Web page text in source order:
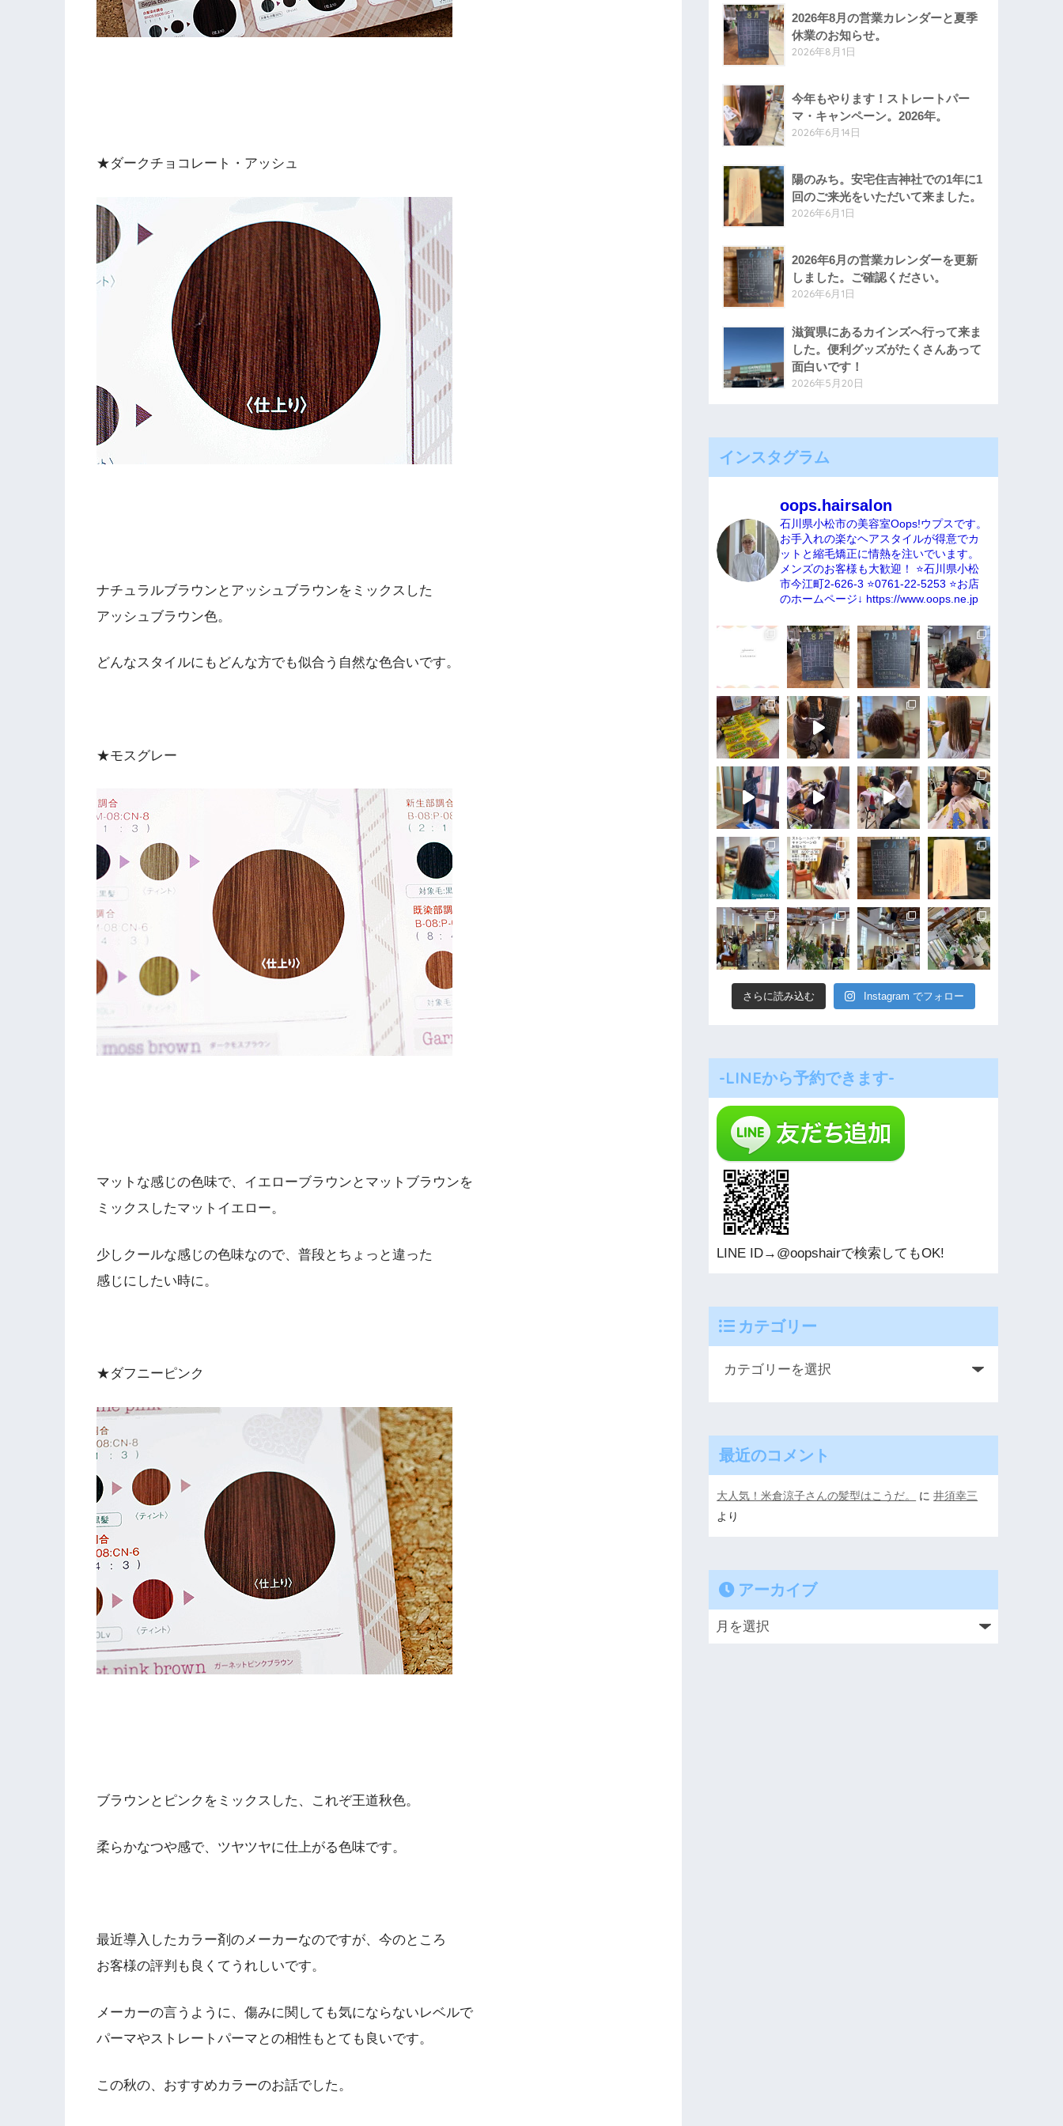
★ダークチョコレート・アッシュ
ナチュラルブラウンとアッシュブラウンをミックスした
アッシュブラウン色。
どんなスタイルにもどんな方でも似合う自然な色合いです。
★モスグレー
マットな感じの色味で、イエローブラウンとマットブラウンを
ミックスしたマットイエロー。
少しクールな感じの色味なので、普段とちょっと違った
感じにしたい時に。
★ダフニーピンク
ブラウンとピンクをミックスした、これぞ王道秋色。
柔らかなつや感で、ツヤツヤに仕上がる色味です。
最近導入したカラー剤のメーカーなのですが、今のところ
お客様の評判も良くてうれしいです。
メーカーの言うように、傷みに関しても気にならないレベルで
パーマやストレートパーマとの相性もとても良いです。
この秋の、おすすめカラーのお話でした。
2026年8月の営業カレンダーと夏季
休業のお知らせ。
2026年8月1日
今年もやります！ストレートパー
マ・キャンペーン。2026年。
2026年6月14日
陽のみち。安宅住吉神社での1年に1
回のご来光をいただいて来ました。
2026年6月1日
2026年6月の営業カレンダーを更新
しました。ご確認ください。
2026年6月1日
滋賀県にあるカインズへ行って来ま
した。便利グッズがたくさんあって
面白いです！
2026年5月20日
インスタグラム
oops.hairsalon
石川県小松市の美容室Oops!ウプスです。
お手入れの楽なヘアスタイルが得意でカ
ットと縮毛矯正に情熱を注いでいます。
メンズのお客様も大歓迎！
⭐️石川県小松
市今江町2-626-3 ⭐️0761-22-5253 ⭐️お店
のホームページ↓ https://www.oops.ne.jp
さらに読み込む Instagram でフォロー
-LINEから予約できます-
LINE ID→@oopshairで検索してもOK!
カテゴリー
最近のコメント
大人気！米倉涼子さんの髪型はこうだ。 に井須幸三
より
アーカイブ